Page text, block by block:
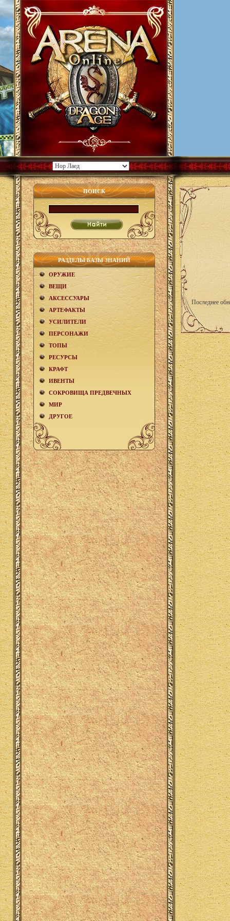
ПОИСК
РАЗДЕЛЫ БАЗЫ ЗНАНИЙ
ОРУЖИЕ
ВЕЩИ
АКCЕСCУАРЫ
АРТЕФАКТЫ
УСИЛИТЕЛИ
ПЕРСОНАЖИ
ТОПЫ
РЕСУРСЫ
КРАФТ
ИВЕНТЫ
СОКРОВИЩА ПРЕДВЕЧНЫХ
МИР
ДРУГОЕ
Последнее